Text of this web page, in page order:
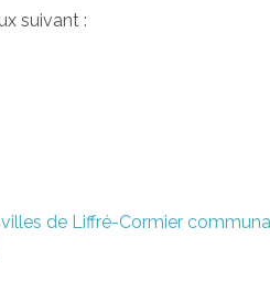
suivant :
de Liffré-Cormier